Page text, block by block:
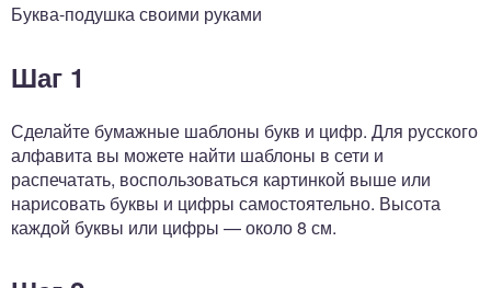
Буква-подушка своими руками
Шаг 1
Сделайте бумажные шаблоны букв и цифр. Для русского
алфавита вы можете найти шаблоны в сети и
распечатать, воспользоваться картинкой выше или
нарисовать буквы и цифры самостоятельно. Высота
каждой буквы или цифры — около 8 см.